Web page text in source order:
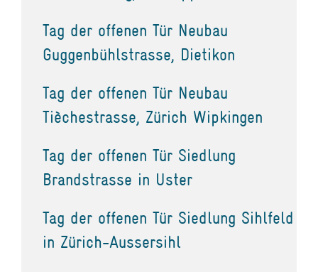
Tag der offenen Tür Neubau
Guggenbühlstrasse, Dietikon
Tag der offenen Tür Neubau
Tièchestrasse, Zürich Wipkingen
Tag der offenen Tür Siedlung
Brandstrasse in Uster
Tag der offenen Tür Siedlung Sihlfeld
in Zürich-Aussersihl